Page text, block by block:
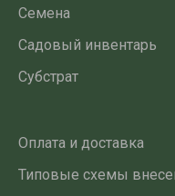
Семена
Садовый инвентарь
Субстрат
Оплата и доставка
Типовые схемы